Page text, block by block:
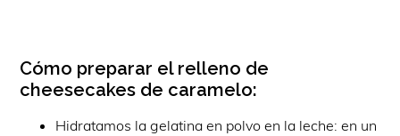
Cómo preparar el relleno de
cheesecakes de caramelo:
Hidratamos la gelatina en polvo en la leche: en un